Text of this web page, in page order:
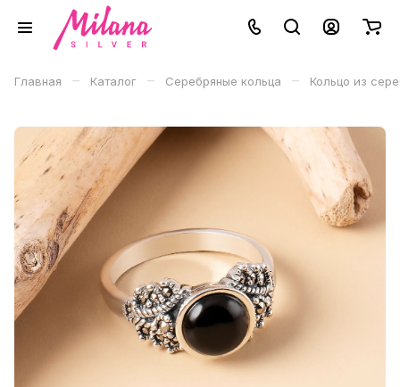
Главная – Каталог – Серебряные кольца – Кольцо из